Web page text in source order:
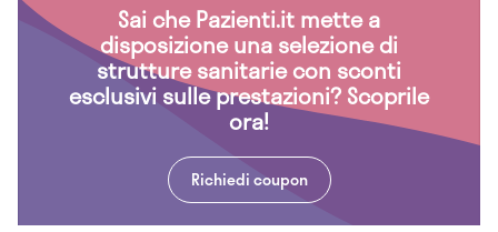
Sai che Pazienti.it mette a
disposizione una selezione di
strutture sanitarie con sconti
esclusivi sulle prestazioni? Scoprile
ora!
Richiedi coupon